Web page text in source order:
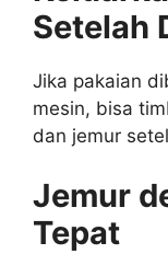
Setelah
Jika pakaian
mesin, bisa
dan jemur
Jemur
Tepat